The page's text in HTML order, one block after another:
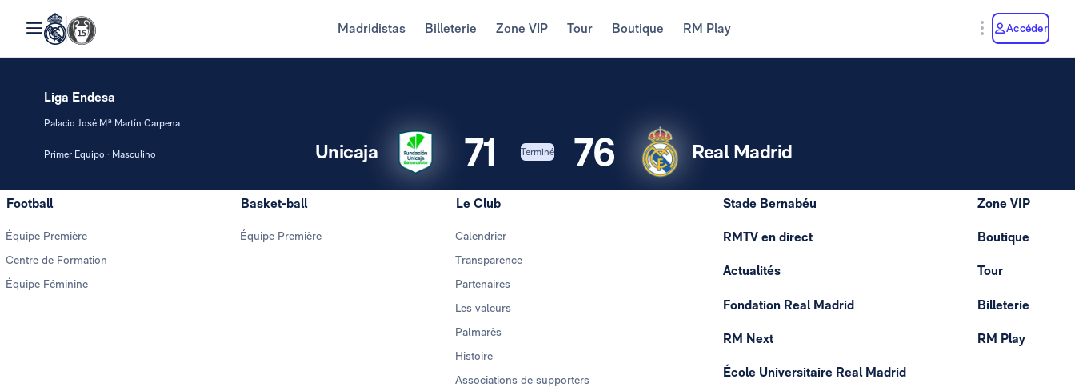
Madridistas Billeterie Zone VIP Tour Boutique RM Play Accéder
Liga Endesa
Palacio José Mª Martín Carpena
Primer Equipo · Masculino 71 76
Unicaja Terminé Real Madrid
Football
Équipe Première
Centre de Formation
Équipe Féminine
Basket-ball
Équipe Première
Le Club
Calendrier
Transparence
Partenaires
Les valeurs
Palmarès
Histoire
Associations de supporters
Stade Bernabéu
RMTV en direct
Actualités
Fondation Real Madrid
RM Next
École Universitaire Real Madrid
Zone VIP
Boutique
Tour
Billeterie
RM Play